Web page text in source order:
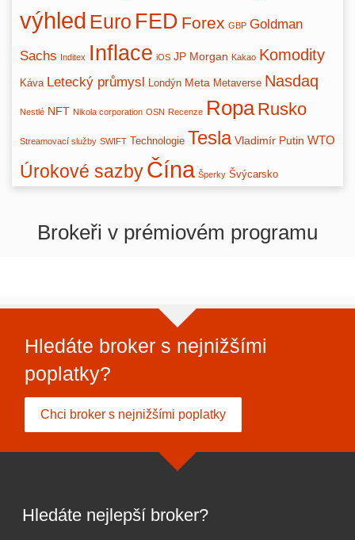
výhled Euro FED Forex GBP Goldman
Sachs Inditex Inflace iOS JP Morgan Kakao Komodity
Káva Letecký průmysl Londýn Meta Metaverse Nasdaq
Nestlé NFT Nikola corporation OSN Recenze Ropa Rusko
Streamovací služby SWIFT Technologie Tesla Vladimír Putin WTO
Úrokové sazby Čína Šperky Švýcarsko
Brokeři v prémiovém programu
Hledáte broker s nejnižšími
poplatky?
Chci broker s nejnižšími poplatky
Hledáte nejlepší broker?